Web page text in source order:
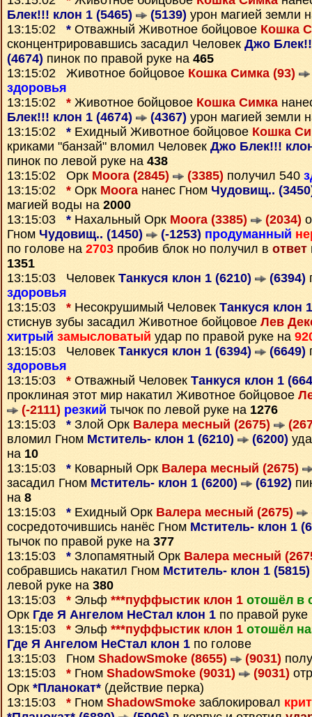
Блек!!! клон 1 (5465)
(5139) урон магией земли
13:15:02 * Отважный Животное бойцовое Кошка
сконцентрировавшись засадил Человек Джо
(4674) пинок по правой руке на 465
13:15:02 Животное бойцовое Кошка Симка (93)
здоровья
13:15:02 * Животное бойцовое Кошка Симка
Блек!!! клон 1 (4674)
(4367) урон магией земли
13:15:02 * Ехидный Животное бойцовое Кошка
криками "банзай" вломил Человек Джо Блек!!!
пинок по левой руке на 438
13:15:02 Орк Moora (2845) (3385) получил 540
13:15:02 * Орк Mooraнанес Гном Чудовищ..
магией воды на 2000
13:15:03 * Нахальный Орк Moora (3385) (2034)
Гном Чудовищ.. (1450) (-1253) продуманный
по голове на 2703 пробив блок но получил в ответ
1351
13:15:03 Человек Танкуся клон 1 (6210) (6394)
здоровья
13:15:03 * Несокрушимый Человек Танкуся клон
стиснув зубы засадил Животное бойцовое Лев
хитрый замысловатый удар по правой руке на
13:15:03 Человек Танкуся клон 1 (6394) (6649)
здоровья
13:15:03 * Отважный Человек Танкуся клон 1
проклиная этот мир накатил Животное бойцовое
(-2111) резкий тычок по левой руке на 1276
13:15:03 * Злой Орк Валера месный (2675)
вломил Гном Мститель- клон 1 (6210) (6200)
на 10
13:15:03 * Коварный Орк Валера месный (2675)
засадил Гном Мститель- клон 1 (6200) (6192)
на 8
13:15:03 * Ехидный Орк Валера месный (2675)
сосредоточившись нанёс Гном Мститель- клон 1
тычок по правой руке на 377
13:15:03 * Злопамятный Орк Валера месный
собравшись накатил Гном Мститель- клон 1
левой руке на 380
13:15:03 * Эльф ***пуффыстик клон 1 отошёл в
Орк Где Я Ангелом НеСтал клон 1 по правой руке
13:15:03 * Эльф ***пуффыстик клон 1 отошёл
Где Я Ангелом НеСтал клон 1 по голове
13:15:03 Гном ShadowSmoke (8655) (9031)
13:15:03 * Гном ShadowSmoke (9031) (9031)
Орк *Планокат* (действие перка)
13:15:03 * Гном ShadowSmoke заблокировал